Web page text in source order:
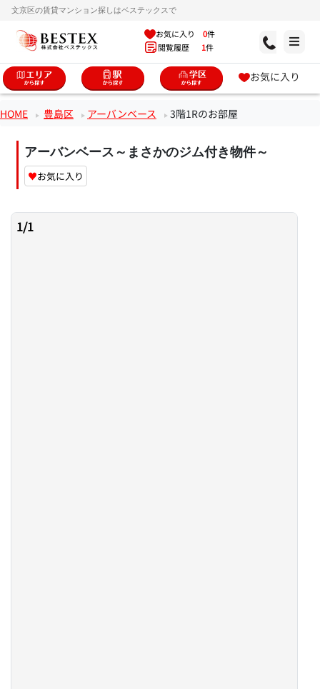
文京区の賃貸マンション探しはベステックスで
お気に入り 0件
閲覧履歴 1件
お気に入り
HOME 豊島区 アーバンベース 3階1Rのお部屋
アーバンベース～まさかのジム付き物件～
♥お気に入り
1/1